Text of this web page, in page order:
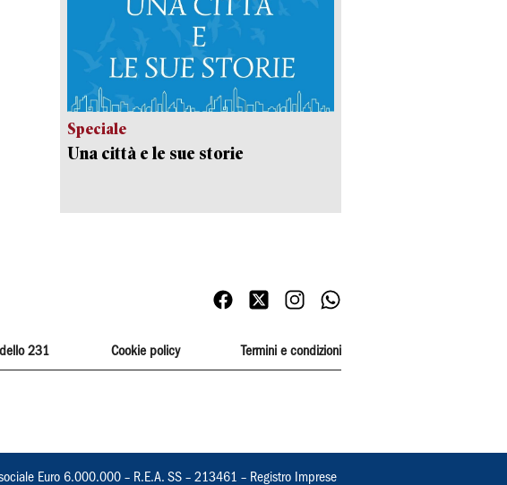
Speciale
Una città e le sue storie
231 Cookie policy Termini e condizioni
Euro 6.000.000 – R.E.A. SS – 213461 – Registro Imprese